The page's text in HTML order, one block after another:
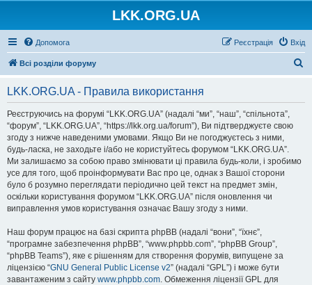
LKK.ORG.UA
Допомога Вхід
Реєстрація
Всі розділи форуму
LKK.ORG.UA - Правила використання
Реєструючись на форумі “LKK.ORG.UA” (надалі “ми”, “наш”, “спільнота”,
“форум”, “LKK.ORG.UA”, “https://lkk.org.ua/forum”), Ви підтверджуєте свою
згоду з нижче наведеними умовами. Якщо Ви не погоджуєтесь з ними,
будь-ласка, не заходьте і/або не користуйтесь форумом “LKK.ORG.UA”.
Ми залишаємо за собою право змінювати ці правила будь-коли, і зробимо
усе для того, щоб проінформувати Вас про це, однак з Вашої сторони
було б розумно переглядати періодично цей текст на предмет змін,
оскільки користування форумом “LKK.ORG.UA” після оновлення чи
виправлення умов користування означає Вашу згоду з ними.
Наш форум працює на базі скрипта phpBB (надалі “вони”, “їхнє”,
“програмне забезпечення phpBB”, “www.phpbb.com”, “phpBB Group”,
“phpBB Teams”), яке є рішенням для створення форумів, випущене за
ліцензією “GNU General Public License v2” (надалі “GPL”) і може бути
завантаженим з сайту www.phpbb.com. Обмеження ліцензії GPL для